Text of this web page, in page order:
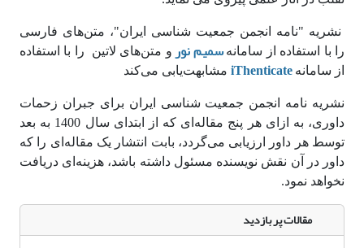
نشریه "نامه انجمن جمعیت شناسی ایران"، متن‌های فارسی
را با استفاده از سامانهسمیم نور و متن‌های لاتین را با استفاده
از سامانه iThenticate مشابهت‌یابی می‌کند
نشریه نامه انجمن جمعیت شناسی ایران برای جبران زحمات
داوری، به ازای هر پنج مقاله‌ای که از ابتدای سال 1400 به بعد
توسط هر داور ارزیابی می‌گردد، بابت انتشار یک مقاله‌ای را که
داور در آن نقش نویسنده مسئول داشته باشد، هزینه‌ای دریافت
نخواهد نمود.
مقالات پر بازدید